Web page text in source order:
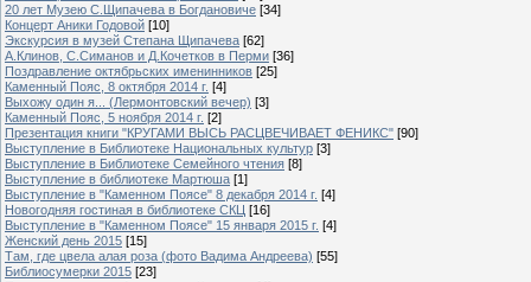
20 лет Музею С.Щипачева в Богдановиче [34]
Концерт Аники Годовой [10]
Экскурсия в музей Степана Щипачева [62]
А.Клинов, С.Симанов и Д.Кочетков в Перми [36]
Поздравление октябрьских именинников [25]
Каменный Пояс, 8 октября 2014 г. [4]
Выхожу один я... (Лермонтовский вечер) [3]
Каменный Пояс, 5 ноября 2014 г. [2]
Презентация книги "КРУГАМИ ВЫСЬ РАСЦВЕЧИВАЕТ ФЕНИКС" [90]
Выступление в Библиотеке Национальных культур [3]
Выступление в Библиотеке Семейного чтения [8]
Выступление в библиотеке Мартюша [1]
Выступление в "Каменном Поясе" 8 декабря 2014 г. [4]
Новогодняя гостиная в библиотеке СКЦ [16]
Выступление в "Каменном Поясе" 15 января 2015 г. [4]
Женский день 2015 [15]
Там, где цвела алая роза (фото Вадима Андреева) [55]
Библиосумерки 2015 [23]